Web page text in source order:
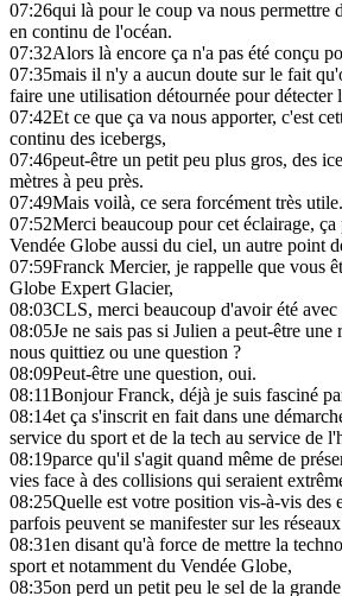
07:26qui là pour le coup va nous permettre
en continu de l'océan.
07:32Alors là encore ça n'a pas été conçu
07:35mais il n'y a aucun doute sur le fait
faire une utilisation détournée pour détecter
07:42Et ce que ça va nous apporter, c'est
continu des icebergs,
07:46peut-être un petit peu plus gros, des
mètres à peu près.
07:49Mais voilà, ce sera forcément très utile.
07:52Merci beaucoup pour cet éclairage,
Vendée Globe aussi du ciel, un autre point
07:59Franck Mercier, je rappelle que vous
Globe Expert Glacier,
08:03CLS, merci beaucoup d'avoir été avec
08:05Je ne sais pas si Julien a peut-être
nous quittiez ou une question ?
08:09Peut-être une question, oui.
08:11Bonjour Franck, déjà je suis fasciné
08:14et ça s'inscrit en fait dans une
service du sport et de la tech au service de
08:19parce qu'il s'agit quand même de
vies face à des collisions qui seraient
08:25Quelle est votre position vis-à-vis des
parfois peuvent se manifester sur les
08:31en disant qu'à force de mettre la
sport et notamment du Vendée Globe,
08:35on perd un petit peu le sel de la